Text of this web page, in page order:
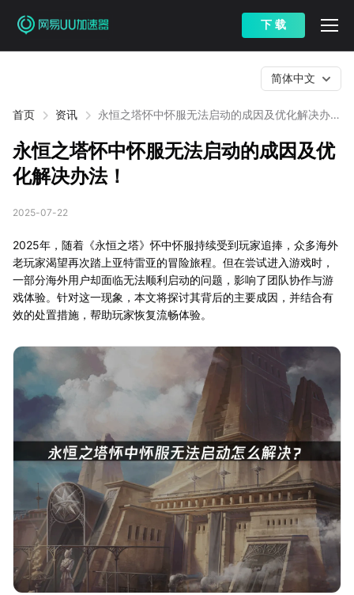
下 载
首页 资讯
永恒之塔怀中怀服无法启动的成因及优化解决办
简体中文
永恒之塔怀中怀服无法启动的成因及优
化解决办法！
2025-07-22
2025年，随着《永恒之塔》怀中怀服持续受到玩家追捧，众多海外
老玩家渴望再次踏上亚特雷亚的冒险旅程。但在尝试进入游戏时，
一部分海外用户却面临无法顺利启动的问题，影响了团队协作与游
戏体验。针对这一现象，本文将探讨其背后的主要成因，并结合有
效的处置措施，帮助玩家恢复流畅体验。